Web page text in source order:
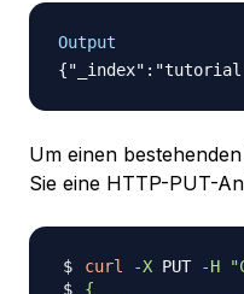
Output
Um einen
Sie eine HTTP-PUT-
curl -X PUT -H